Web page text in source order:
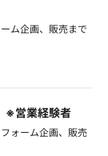
ム企画、販売まで
※営業経験者
ォーム企画、販売